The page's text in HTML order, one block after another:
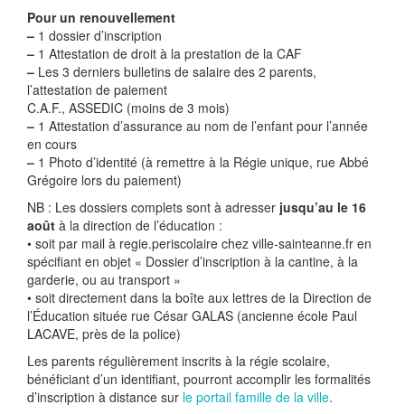
Pour un renouvellement
– 1 dossier d’inscription
– 1 Attestation de droit à la prestation de la CAF
– Les 3 derniers bulletins de salaire des 2 parents,
l’attestation de paiement
C.A.F., ASSEDIC (moins de 3 mois)
– 1 Attestation d’assurance au nom de l’enfant pour l’année
en cours
– 1 Photo d’identité (à remettre à la Régie unique, rue Abbé
Grégoire lors du paiement)
NB : Les dossiers complets sont à adresser jusqu’au le 16
août à la direction de l’éducation :
• soit par mail à regie.periscolaire chez ville-sainteanne.fr en
spécifiant en objet « Dossier d’inscription à la cantine, à la
garderie, ou au transport »
• soit directement dans la boîte aux lettres de la Direction de
l’Éducation située rue César GALAS (ancienne école Paul
LACAVE, près de la police)
Les parents régulièrement inscrits à la régie scolaire,
bénéficiant d’un identifiant, pourront accomplir les formalités
d’inscription à distance sur le portail famille de la ville.